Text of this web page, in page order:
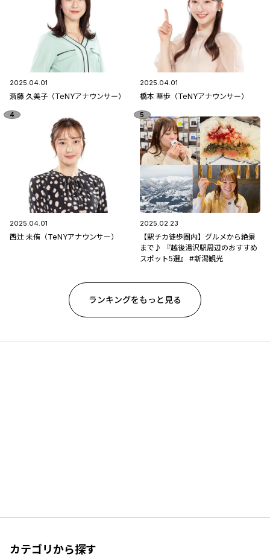
2025.04.01
斎藤 久美子（TeNYアナウンサー）
2025.04.01
橋本 華歩（TeNYアナウンサー）
2025.04.01
西辻 未侑（TeNYアナウンサー）
2025.02.23
【駅チカ徒歩圏内】グルメから絶景
まで♪ 『越後湯沢駅周辺のおすすめ
スポット5選』 #新潟観光
ランキングをもっと見る
カテゴリから探す